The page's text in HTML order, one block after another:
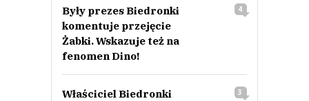
Były prezes Biedronki
komentuje przejęcie
Żabki. Wskazuje też na
fenomen Dino!
4
Właściciel Biedronki
3